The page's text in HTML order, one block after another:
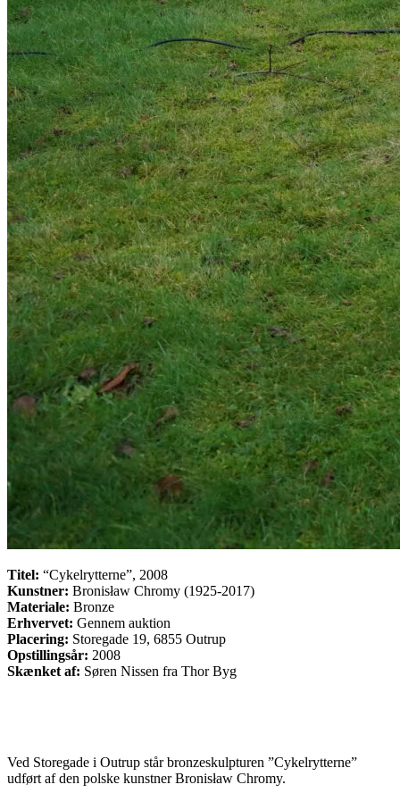
Titel: “Cykelrytterne”, 2008
Kunstner: Bronisław Chromy (1925-2017)
Materiale: Bronze
Erhvervet: Gennem auktion
Placering: Storegade 19, 6855 Outrup
Opstillingsår: 2008
Skænket af: Søren Nissen fra Thor Byg
Ved Storegade i Outrup står bronzeskulpturen ”Cykelrytterne”
udført af den polske kunstner Bronisław Chromy.